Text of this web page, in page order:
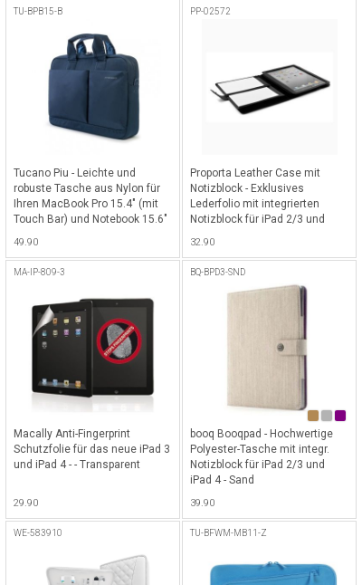
TU-BPB15-B
Tucano Piu - Leichte und
robuste Tasche aus Nylon für
Ihren MacBook Pro 15.4" (mit
Touch Bar) und Notebook 15.6"
49.90
PP-02572
Proporta Leather Case mit
Notizblock - Exklusives
Lederfolio mit integrierten
Notizblock für iPad 2/3 und
32.90
MA-IP-809-3
Macally Anti-Fingerprint
Schutzfolie für das neue iPad 3
und iPad 4 - - Transparent
29.90
BQ-BPD3-SND
booq Booqpad - Hochwertige
Polyester-Tasche mit integr.
Notizblock für iPad 2/3 und
iPad 4 - Sand
39.90
WE-583910 TU-BFWM-MB11-Z